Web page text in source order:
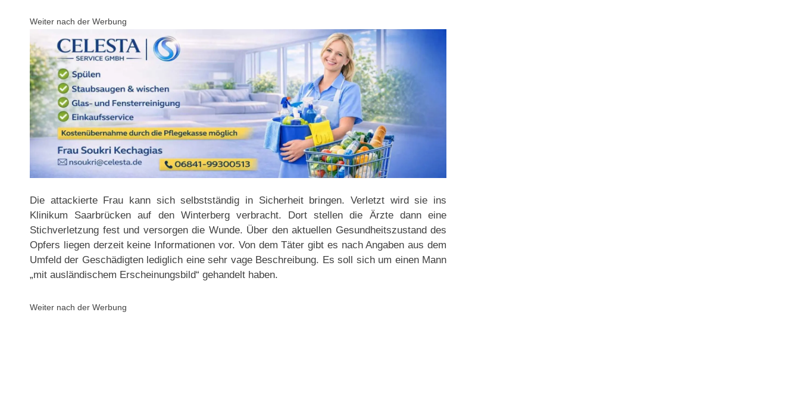
Weiter nach der Werbung
Die attackierte Frau kann sich selbstständig in Sicherheit bringen. Verletzt wird sie ins
Klinikum Saarbrücken auf den Winterberg verbracht. Dort stellen die Ärzte dann eine
Stichverletzung fest und versorgen die Wunde. Über den aktuellen Gesundheitszustand des
Opfers liegen derzeit keine Informationen vor. Von dem Täter gibt es nach Angaben aus dem
Umfeld der Geschädigten lediglich eine sehr vage Beschreibung. Es soll sich um einen Mann
„mit ausländischem Erscheinungsbild“ gehandelt haben.
Weiter nach der Werbung